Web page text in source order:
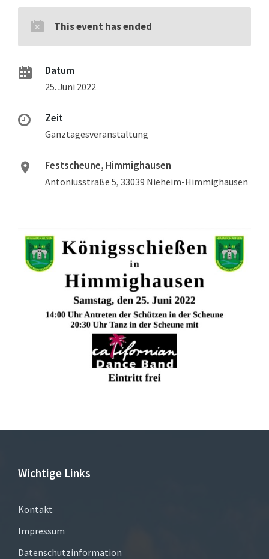
This event has ended
Datum
25. Juni 2022
Zeit
Ganztagesveranstaltung
Festscheune, Himmighausen
Antoniusstraße 5, 33039 Nieheim-Himmighausen
Wichtige Links
Kontakt
Impressum
Datenschutzinformation